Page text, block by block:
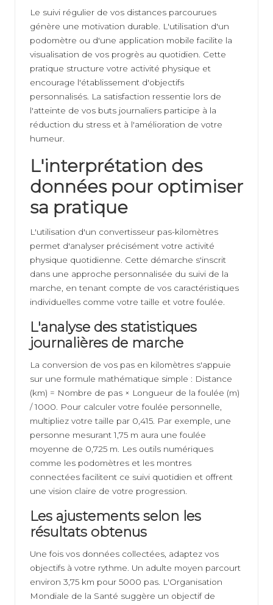
Le suivi régulier de vos distances parcourues
génère une motivation durable. L'utilisation d'un
podomètre ou d'une application mobile facilite la
visualisation de vos progrès au quotidien. Cette
pratique structure votre activité physique et
encourage l'établissement d'objectifs
personnalisés. La satisfaction ressentie lors de
l'atteinte de vos buts journaliers participe à la
réduction du stress et à l'amélioration de votre
humeur.
L'interprétation des
données pour optimiser
sa pratique
L'utilisation d'un convertisseur pas-kilomètres
permet d'analyser précisément votre activité
physique quotidienne. Cette démarche s'inscrit
dans une approche personnalisée du suivi de la
marche, en tenant compte de vos caractéristiques
individuelles comme votre taille et votre foulée.
L'analyse des statistiques
journalières de marche
La conversion de vos pas en kilomètres s'appuie
sur une formule mathématique simple : Distance
(km) = Nombre de pas × Longueur de la foulée (m)
/ 1000. Pour calculer votre foulée personnelle,
multipliez votre taille par 0,415. Par exemple, une
personne mesurant 1,75 m aura une foulée
moyenne de 0,725 m. Les outils numériques
comme les podomètres et les montres
connectées facilitent ce suivi quotidien et offrent
une vision claire de votre progression.
Les ajustements selon les
résultats obtenus
Une fois vos données collectées, adaptez vos
objectifs à votre rythme. Un adulte moyen parcourt
environ 3,75 km pour 5000 pas. L'Organisation
Mondiale de la Santé suggère un objectif de